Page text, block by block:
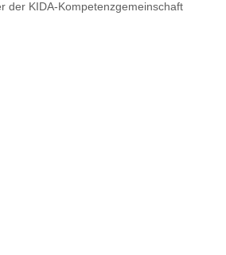
der KIDA-Kompetenzgemeinschaft